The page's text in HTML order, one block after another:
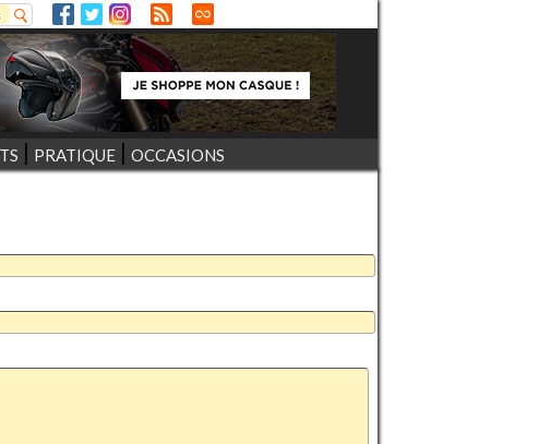
PRATIQUE OCCASIONS